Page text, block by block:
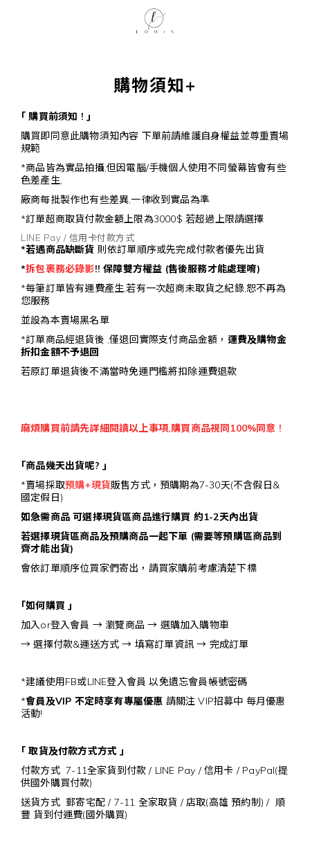
購物須知+
｢ 購買前須知 ! ｣
購買即同意此購物須知內容 下單前請維護自身權益並尊重賣場
規範
*商品皆為實品拍攝,但因電腦/手機個人使用不同螢幕皆會有些
色差產生,
廠商每批製作也有些差異,一律收到實品為準
*訂單超商取貨付款金額上限為3000$ 若超過上限請選擇
LINE Pay / 信用卡付款方式
*若遇商品缺斷貨 則依訂單順序或先完成付款者優先出貨
*拆包裹務必錄影!!保障雙方權益 (售後服務才能處理唷)
*每筆訂單皆有運費產生,若有一次超商未取貨之紀錄,恕不再為
您服務
並設為本賣場黑名單
*訂單商品經退貨後 ,僅退回實際支付商品金額， 運費及購物金
折扣金額不予退回
若原訂單退貨後不滿當時免運門檻將扣除運費退款
麻煩購買前請先詳細閱讀以上事項,購買商品視同100%同意 !
｢商品幾天出貨呢? ｣
*賣場採取預購+現貨販售方式，預購期為7-30天(不含假日&
國定假日)
如急需商品 可選擇現貨區商品進行購買 約1-2天內出貨
若選擇現貨區商品及預購商品一起下單 (需要等預購區商品到
齊才能出貨)
會依訂單順序位買家們寄出，請買家購前考慮清楚下標
｢如何購買 ｣
加入or登入會員 → 瀏覽商品 → 選購加入購物車
→ 選擇付款&運送方式 → 填寫訂單資訊 → 完成訂單
*建議使用FB或LINE登入會員 以免遺忘會員帳號密碼
*會員及VIP 不定時享有專屬優惠 請關注 VIP招募中 每月優惠
活動!
｢ 取貨及付款方式方式 ｣
付款方式 7-11全家貨到付款 / LINE Pay / 信用卡 / PayPal(提
供國外購買付款)
送貨方式 郵寄宅配 / 7-11 全家取貨 / 店取(高雄 預約制) / 順
豐 貨到付運費(國外購買)